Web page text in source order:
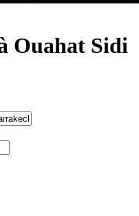
Ouahat Sidi